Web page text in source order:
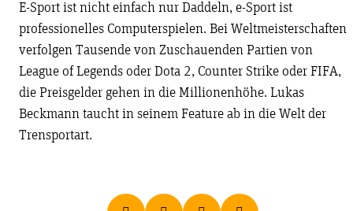
E-Sport ist nicht einfach nur Daddeln, e-Sport ist
professionelles Computerspielen. Bei Weltmeisterschaften
verfolgen Tausende von Zuschauenden Partien von
League of Legends oder Dota 2, Counter Strike oder FIFA,
die Preisgelder gehen in die Millionenhöhe. Lukas
Beckmann taucht in seinem Feature ab in die Welt der
Trensportart.